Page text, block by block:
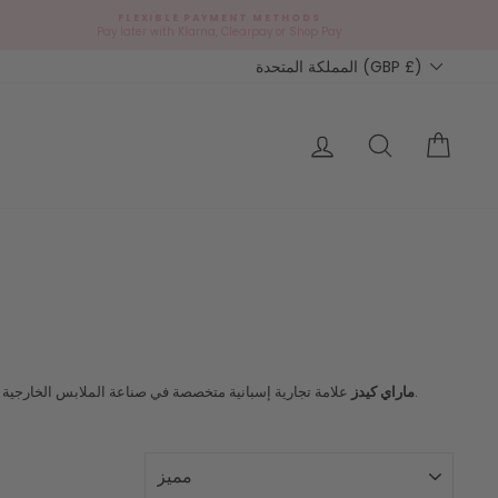
Currencyالمملكة المتحدة (GBP £)
تسجيل الدخولSearch
ماراي كيدزعلامة تجارية إسبانية متخصصة في صناعة الملابس الخارجية الكلاسيكية يدويًا من أجود الخامات، مثل صوف الميرينو النمساوي، منذ أكثر من 40 عامًا. معاطف ماراي، التي يرتديها أفراد العائلة المالكة البريطانية، غاية في الروعة.